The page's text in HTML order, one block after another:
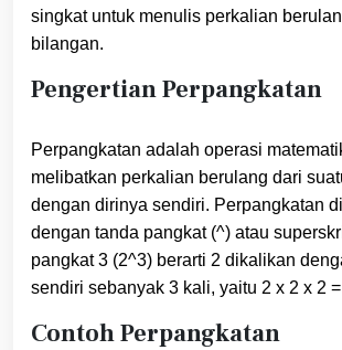
singkat untuk menulis perkalian
bilangan.
Pengertian Perpangkatan
Perpangkatan adalah operasi
melibatkan perkalian berulang dari
dengan dirinya sendiri. Perpangkatan
dengan tanda pangkat (^) atau
pangkat 3 (2^3) berarti 2 dikalikan
sendiri sebanyak 3 kali, yaitu 2 x 2 x 2
Contoh Perpangkatan